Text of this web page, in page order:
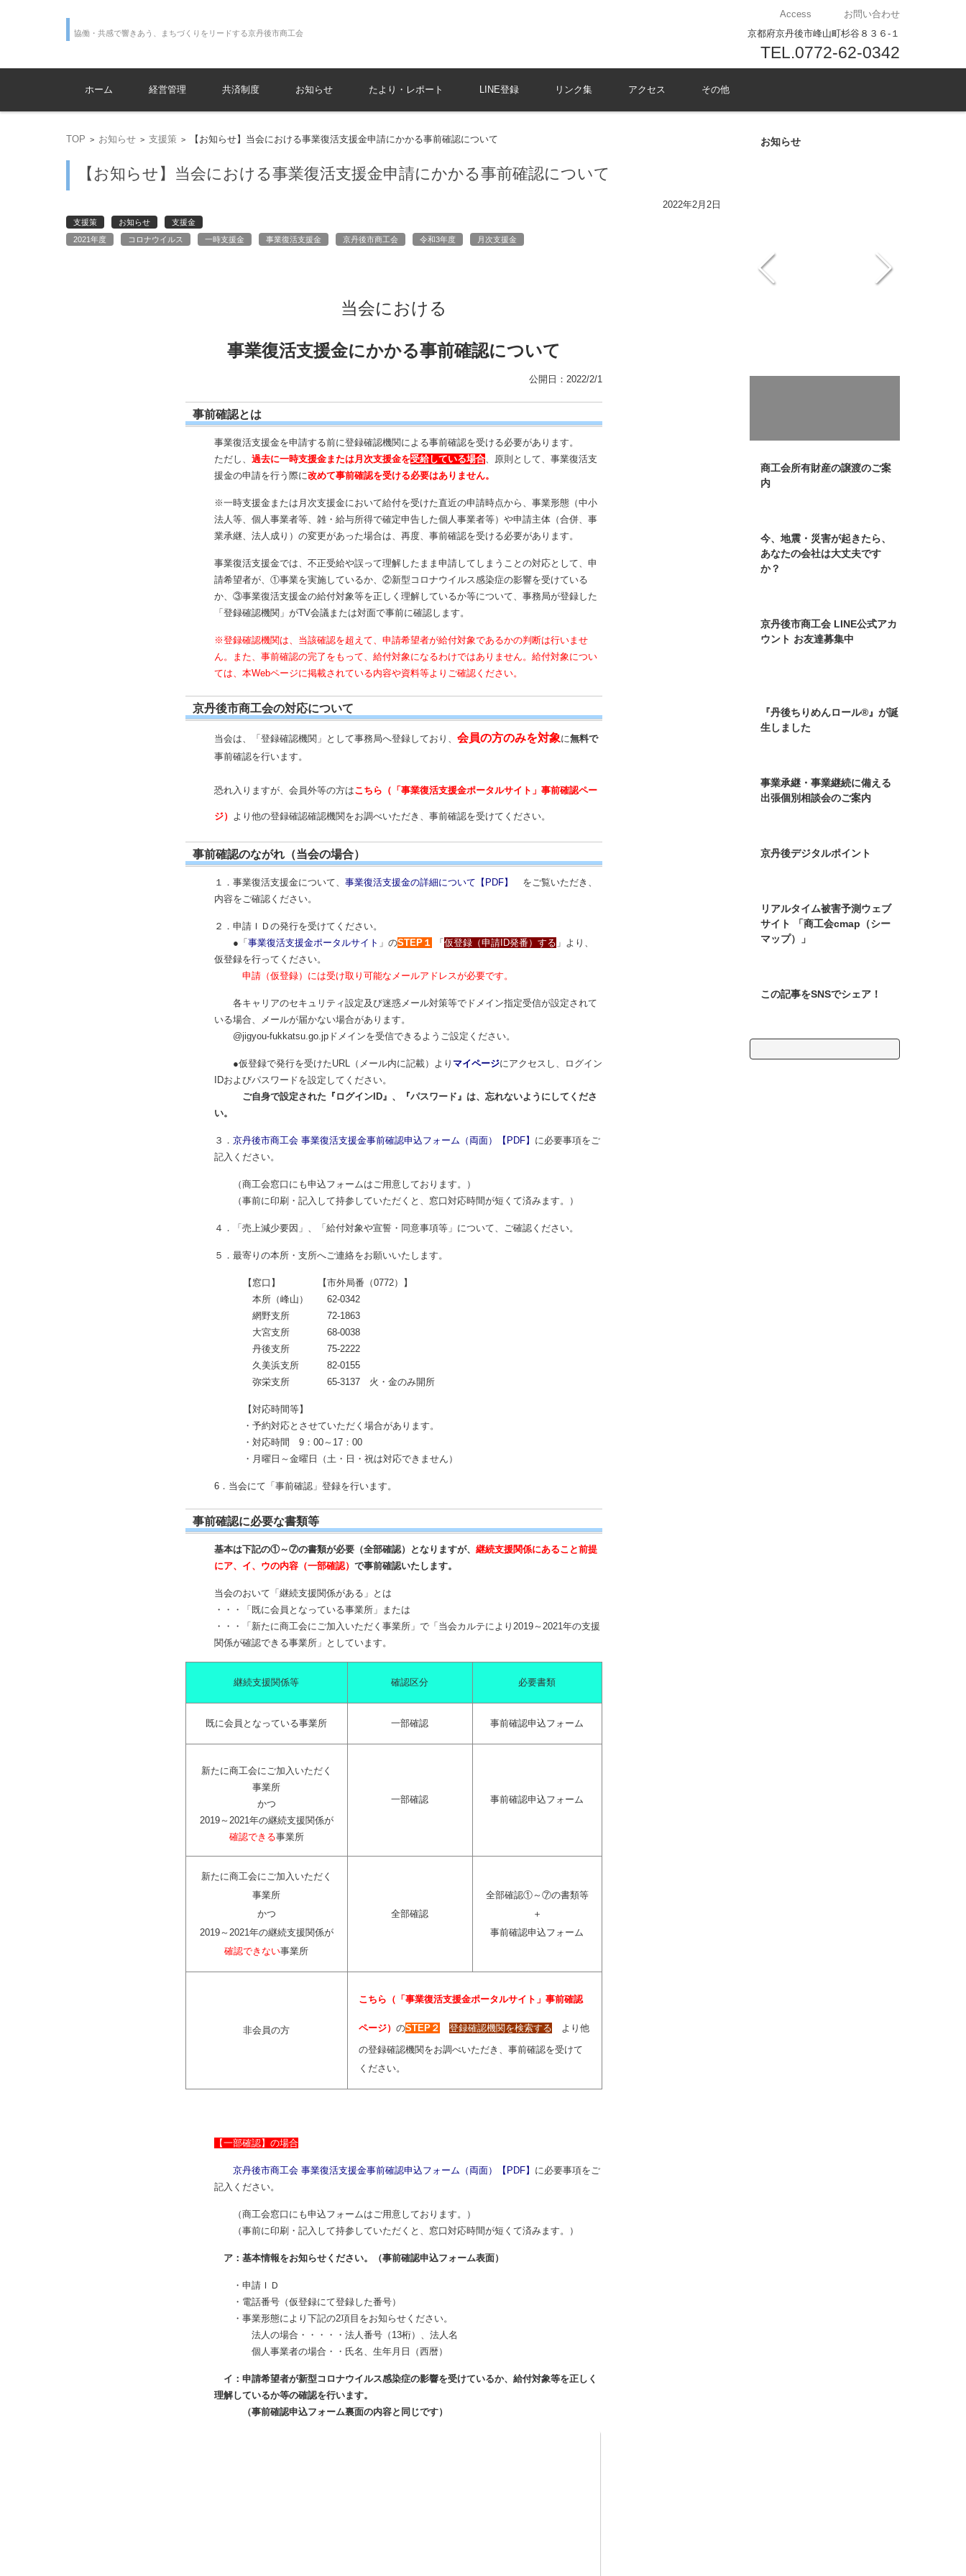
協働・共感で響きあう、まちづくりをリードする京丹後市商工会
Access
お問い合わせ
京都府京丹後市峰山町杉谷８３６-１
TEL.0772-62-0342
コンテンツに移動
ホーム
経営管理 共済制度 お知らせ たより・レポート LINE登録 リンク集 アクセス その他
TOP > お知らせ > 支援策 > 【お知らせ】当会における事業復活支援金申請にかかる事前確認について
【お知らせ】当会における事業復活支援金申請にかかる事前確認について
2022年2月2日
支援策 お知らせ
支援金
2021年度
コロナウイルス 一時支援金 事業復活支援金 京丹後市商工会 令和3年度 月次支援金
当会における
事業復活支援金にかかる事前確認について
公開日：2022/2/1
事前確認とは
事業復活支援金を申請する前に登録確認機関による事前確認を受ける必要があります。
ただし、 過去に一時支援金または月次支援金を受給している場合、原則として、事業復活支
援金の申請を行う際に改めて事前確認を受ける必要はありません。
※一時支援金または月次支援金において給付を受けた直近の申請時点から、事業形態（中小
法人等、個人事業者等、雑・給与所得で確定申告した個人事業者等）や申請主体（合併、事
業承継、法人成り）の変更があった場合は、再度、事前確認を受ける必要があります。
事業復活支援金では、 不正受給や誤って理解したまま申請してしまうことの対応として、申
請希望者が、①事業を実施しているか、②新型コロナウイルス感染症の影響を受けている
か、③事業復活支援金の給付対象等を正しく理解しているか等について、事務局が登録した
「登録確認機関」 がTV会議または対面で事前に確認します。
※登録確認機関は、当該確認を超えて、申請希望者が給付対象であるかの判断は行いませ
ん。また、事前確認の完了をもって、給付対象になるわけではありません。給付対象につい
ては、本Webページに掲載されている内容や資料等よりご確認ください。
京丹後市商工会の対応について
当会は、「登録確認機関」として事務局へ登録しており、 会員の方のみを対象に無料で
事前確認を行います。
恐れ入りますが、会員外等の方はこちら（「事業復活支援金ポータルサイト」事前確認ペー
ジ） より他の登録確認確認機関をお調べいただき、事前確認を受けてください。
事前確認のながれ（当会の場合）
１．事業復活支援金について、 事業復活支援金の詳細について【PDF】
をご覧いただき、
内容をご確認ください。
２．申請ＩＤの発行を受けてください。
●「事業復活支援金ポータルサイト 」のSTEP１ 「仮登録（申請ID発番）する 」より、
仮登録を行ってください。
申請（仮登録）には受け取り可能なメールアドレスが必要です。
各キャリアのセキュリティ設定及び迷惑メール対策等でドメイン指定受信が設定されて
いる場合、メールが届かない場合があります。
@jigyou-fukkatsu.go.jpドメインを受信できるようご設定ください。
●仮登録で発行を受けたURL（メール内に記載）より マイページにアクセスし、ログイン
IDおよびパスワードを設定してください。
ご自身で設定された『ログインID』、『パスワード』は、忘れないようにしてくださ
い。
３． 京丹後市商工会 事業復活支援金事前確認申込フォーム（両面）【PDF】 に必要事項をご
記入ください。
（商工会窓口にも申込フォームはご用意しております。）
（事前に印刷・記入して持参していただくと、窓口対応時間が短くて済みます。）
４．「売上減少要因」、「給付対象や宣誓・同意事項等」について、ご確認ください。
５．最寄りの本所・支所へご連絡をお願いいたします。
【窓口】 【市外局番（0772）】
本所（峰山） 62-0342
網野支所 72-1863
大宮支所 68-0038
丹後支所 75-2222
久美浜支所 82-0155
弥栄支所 65-3137 火・金のみ開所
【対応時間等】
・予約対応とさせていただく場合があります。
・対応時間 9：00～17：00
・月曜日～金曜日（土・日・祝は対応できません）
6．当会にて「事前確認」登録を行います。
事前確認に必要な書類等
基本は下記の①～⑦の書類が必要（全部確認）となりますが、 継続支援関係にあること前提
にア、イ、ウの内容（一部確認） で事前確認いたします。
当会のおいて「継続支援関係がある」とは
・・・「既に会員となっている事業所」または
・・・「新たに商工会にご加入いただく事業所」で「当会カルテにより2019～2021年の支援
関係が確認できる事業所」としています。
継続支援関係等 確認区分 必要書類
既に会員となっている事業所 一部確認 事前確認申込フォーム
新たに商工会にご加入いただく
事業所
かつ
2019～2021年の継続支援関係が
確認できる事業所
一部確認 事前確認申込フォーム
新たに商工会にご加入いただく
事業所
かつ
2019～2021年の継続支援関係が
確認できない事業所
全部確認
全部確認①～⑦の書類等
＋
事前確認申込フォーム
非会員の方
こちら（「事業復活支援金ポータルサイト」事前確認
ページ） のSTEP２ 登録確認機関を検索する より他
の登録確認機関をお調べいただき、事前確認を受けて
ください。
【一部確認】の場合
京丹後市商工会 事業復活支援金事前確認申込フォーム（両面）【PDF】 に必要事項をご
記入ください。
（商工会窓口にも申込フォームはご用意しております。）
（事前に印刷・記入して持参していただくと、窓口対応時間が短くて済みます。）
ア：基本情報をお知らせください。（事前確認申込フォーム表面）
・申請ＩＤ
・電話番号（仮登録にて登録した番号）
・事業形態により下記の2項目をお知らせください。
法人の場合・・・・・法人番号（13桁）、法人名
個人事業者の場合・・氏名、生年月日（西暦）
イ：申請希望者が新型コロナウイルス感染症の影響を受けているか、給付対象等を正しく
理解しているか等の確認を行います。
（事前確認申込フォーム裏面の内容と同じです）
お知らせ
商工会所有財産の譲渡のご案
内
今、地震・災害が起きたら、
あなたの会社は大丈夫です
か？
京丹後市商工会 LINE公式アカ
ウント お友達募集中
『丹後ちりめんロール®』が誕
生しました
事業承継・事業継続に備える
出張個別相談会のご案内
京丹後デジタルポイント
リアルタイム被害予測ウェブ
サイト 「商工会cmap（シー
マップ）」
この記事をSNSでシェア！
検